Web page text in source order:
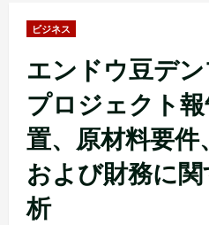
ビジネス
エンドウ豆デ
プロジェクト
置、原材料要件
および財務に
析